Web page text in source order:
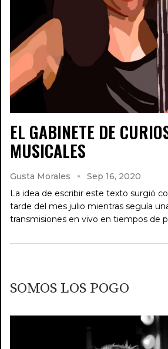
EL GABINETE DE
MUSICALES
Gusta Morales
Sep 16, 2020
La idea de escribir este texto surgió
tarde del mes julio mientras seguía
transmisiones en vivo en tiempos de
SOMOS LOS POGO